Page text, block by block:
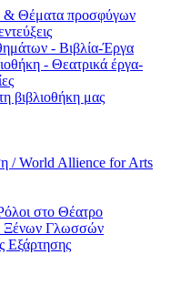
& Θέματα προσφύγων
- Βιβλία-Έργα
- Θεατρικά έργα-
βιβλιοθήκη μας
/ World Allience for Arts
στο Θέατρο
Ξένων Γλωσσών
Εξάρτησης